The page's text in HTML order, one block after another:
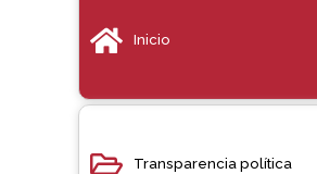
Inicio
Transparencia política